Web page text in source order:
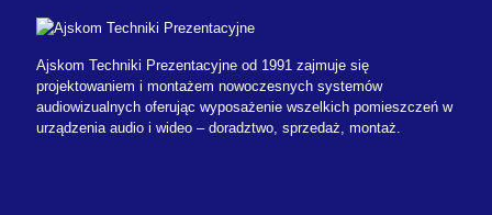
Ajskom Techniki Prezentacyjne od 1991 zajmuje się
projektowaniem i montażem nowoczesnych systemów
audiowizualnych oferując wyposażenie wszelkich pomieszczeń w
urządzenia audio i wideo – doradztwo, sprzedaż, montaż.